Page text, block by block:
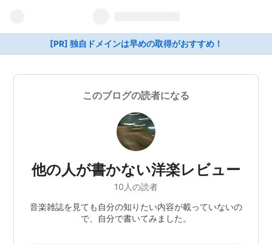
[PR] 独自ドメインは早めの取得がおすすめ！
このブログの読者になる
他の人が書かない洋楽レビュー
10人の読者
音楽雑誌を見ても自分の知りたい内容が載っていないの
で、自分で書いてみました。